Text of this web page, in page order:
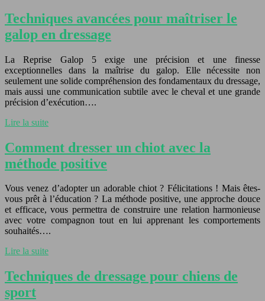
Techniques avancées pour maîtriser le
galop en dressage
La Reprise Galop 5 exige une précision et une finesse
exceptionnelles dans la maîtrise du galop. Elle nécessite non
seulement une solide compréhension des fondamentaux du dressage,
mais aussi une communication subtile avec le cheval et une grande
précision d’exécution….
Lire la suite
Comment dresser un chiot avec la
méthode positive
Vous venez d’adopter un adorable chiot ? Félicitations ! Mais êtes-
vous prêt à l’éducation ? La méthode positive, une approche douce
et efficace, vous permettra de construire une relation harmonieuse
avec votre compagnon tout en lui apprenant les comportements
souhaités….
Lire la suite
Techniques de dressage pour chiens de
sport